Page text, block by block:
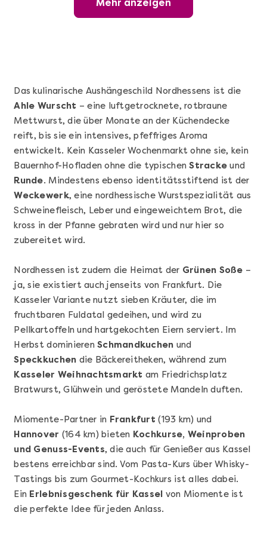
Wunderschöner Weinabend
Mehr anzeigen
Sushi Basic Kurs Bonn
Mehr anzeigen
Mehr anzeigen
Das kulinarische Aushängeschild Nordhessens ist die
Ahle Wurscht – eine luftgetrocknete, rotbraune
Mettwurst, die über Monate an der Küchendecke
reift, bis sie ein intensives, pfeffriges Aroma
entwickelt. Kein Kasseler Wochenmarkt ohne sie, kein
Bauernhof-Hofladen ohne die typischenStracke und
Runde. Mindestens ebenso identitätsstiftend ist der
Weckewerk, eine nordhessische Wurstspezialität aus
Schweinefleisch, Leber und eingeweichtem Brot, die
kross in der Pfanne gebraten wird und nur hier so
zubereitet wird.
Nordhessen ist zudem die Heimat der Grünen Soße –
ja, sie existiert auch jenseits von Frankfurt. Die
Kasseler Variante nutzt sieben Kräuter, die im
fruchtbaren Fuldatal gedeihen, und wird zu
Pellkartoffeln und hartgekochten Eiern serviert. Im
Herbst dominierenSchmandkuchen und
Speckkuchen die Bäckereitheken, während zum
Kasseler Weihnachtsmarkt am Friedrichsplatz
Bratwurst, Glühwein und geröstete Mandeln duften.
Miomente-Partner in Frankfurt (193 km) und
Hannover (164 km) bieten Kochkurse, Weinproben
und Genuss-Events, die auch für Genießer aus Kassel
bestens erreichbar sind. Vom Pasta-Kurs über Whisky-
Tastings bis zum Gourmet-Kochkurs ist alles dabei.
Ein Erlebnisgeschenk für Kassel von Miomente ist
die perfekte Idee für jeden Anlass.